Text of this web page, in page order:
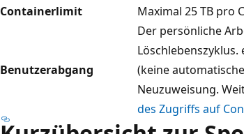
Containerlimit
Maximal 25 TB pro
Benutzerabgang
Der persönliche
(keine
Neuzuweisung.
des Zugriffs auf